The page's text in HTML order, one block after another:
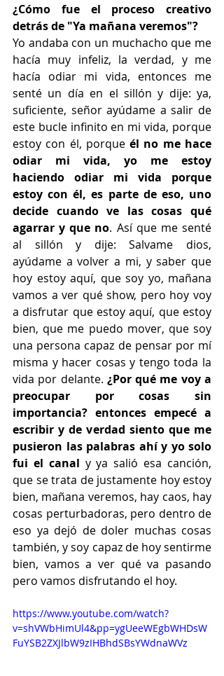
¿Cómo fue el proceso creativo
detrás de "Ya mañana veremos"?
Yo andaba con un muchacho que me
hacía muy infeliz, la verdad, y me
hacía odiar mi vida, entonces me
senté un día en el sillón y dije: ya,
suficiente, señor ayúdame a salir de
este bucle infinito en mi vida, porque
estoy con él, porque él no me hace
odiar mi vida, yo me estoy
haciendo odiar mi vida porque
estoy con él, es parte de eso, uno
decide cuando ve las cosas qué
agarrar y que no. Así que me senté
al sillón y dije: Salvame dios,
ayúdame a volver a mi, y saber que
hoy estoy aquí, que soy yo, mañana
vamos a ver qué show, pero hoy voy
a disfrutar que estoy aquí, que estoy
bien, que me puedo mover, que soy
una persona capaz de pensar por mí
misma y hacer cosas y tengo toda la
vida por delante. ¿Por qué me voy a
preocupar por cosas sin
importancia? entonces empecé a
escribir y de verdad siento que me
pusieron las palabras ahí y yo solo
fui el canal y ya salió esa canción,
que se trata de justamente hoy estoy
bien, mañana veremos, hay caos, hay
cosas perturbadoras, pero dentro de
eso ya dejó de doler muchas cosas
también, y soy capaz de hoy sentirme
bien, vamos a ver qué va pasando
pero vamos disfrutando el hoy.
https://www.youtube.com/watch?
v=shVWbHimUl4&pp=ygUeeWEgbWHDsW
FuYSB2ZXJlbW9zIHBhdSBsYWdnaWVz